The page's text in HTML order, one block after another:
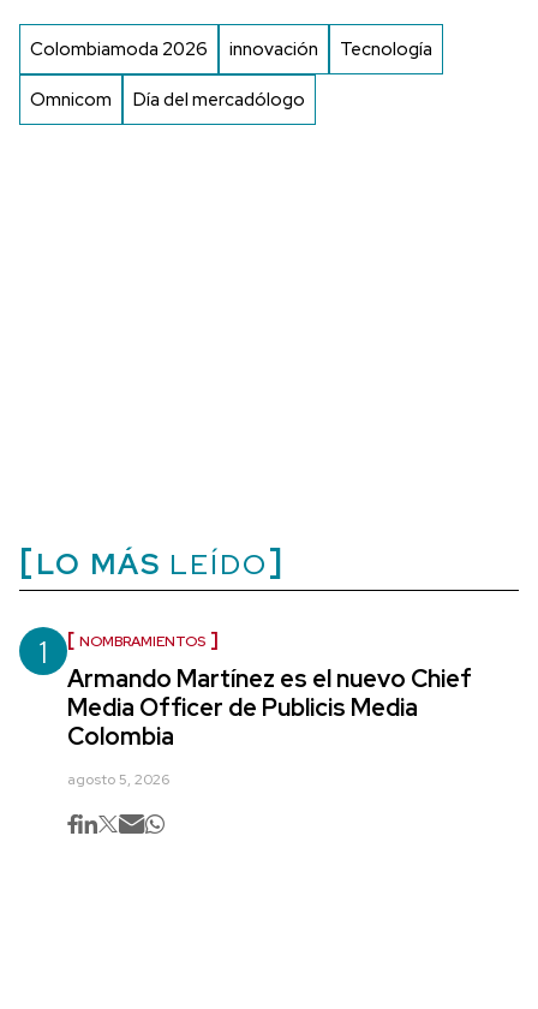
Colombiamoda 2026 innovación Tecnología
Omnicom Día del mercadólogo
LO MÁS LEÍDO
1 NOMBRAMIENTOS
Armando Martínez es el nuevo Chief
Media Officer de Publicis Media
Colombia
agosto 5, 2026